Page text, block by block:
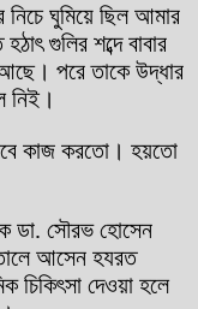
ঘুমিয়ে ছিল আমার
গুলির শব্দে বাবার
আছে। পরে তাকে উদ্ধার
নিই।
কাজ করতো। হয়তো
ডা. সৌরভ হোসেন
আসেন হযরত
চিকিৎসা দেওয়া হলে